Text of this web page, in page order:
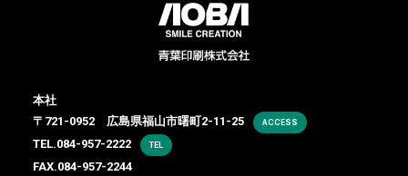
本社
〒721-0952 広島県福山市曙町2-11-25
ACCESS
TEL.084-957-2222 TEL
FAX.084-957-2244